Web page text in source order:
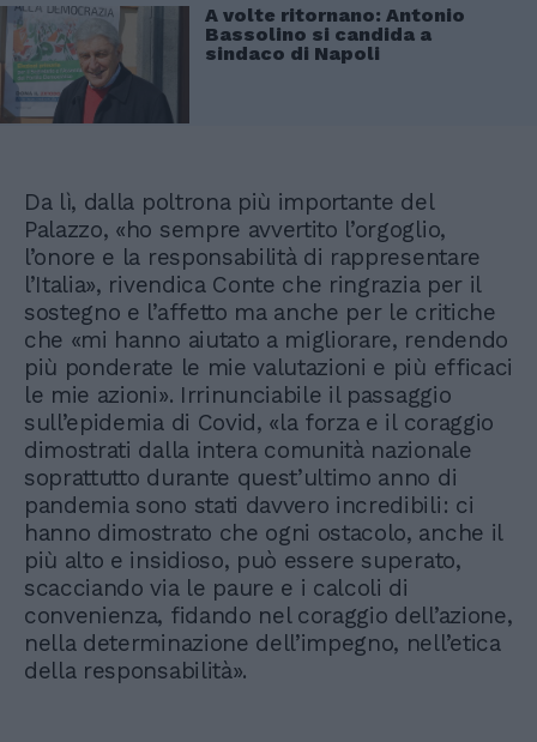
A volte ritornano: Antonio
Bassolino si candida a
sindaco di Napoli
Da lì, dalla poltrona più importante del
Palazzo, «ho sempre avvertito l’orgoglio,
l’onore e la responsabilità di rappresentare
l’Italia», rivendica Conte che ringrazia per il
sostegno e l’affetto ma anche per le critiche
che «mi hanno aiutato a migliorare, rendendo
più ponderate le mie valutazioni e più efficaci
le mie azioni». Irrinunciabile il passaggio
sull’epidemia di Covid, «la forza e il coraggio
dimostrati dalla intera comunità nazionale
soprattutto durante quest’ultimo anno di
pandemia sono stati davvero incredibili: ci
hanno dimostrato che ogni ostacolo, anche il
più alto e insidioso, può essere superato,
scacciando via le paure e i calcoli di
convenienza, fidando nel coraggio dell’azione,
nella determinazione dell’impegno, nell’etica
della responsabilità».